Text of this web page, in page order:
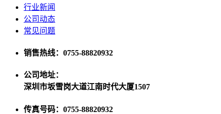
行业新闻
公司动态
常见问题
销售热线：0755-88820932
公司地址：
深圳市坂雪岗大道江南时代大厦1507
传真号码：0755-88820932